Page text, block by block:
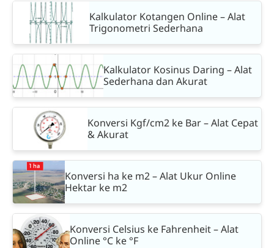
Kalkulator Kotangen Online – Alat
Trigonometri Sederhana
Kalkulator Kosinus Daring – Alat
Sederhana dan Akurat
Konversi Kgf/cm2 ke Bar – Alat Cepat
& Akurat
Konversi ha ke m2 – Alat Ukur Online
Hektar ke m2
Konversi Celsius ke Fahrenheit – Alat
Online °C ke °F